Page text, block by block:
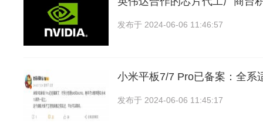
发布于 2024-06-06 11:46:57
小米平板7/7 Pro已备案：全系
发布于 2024-06-06 11:45:17